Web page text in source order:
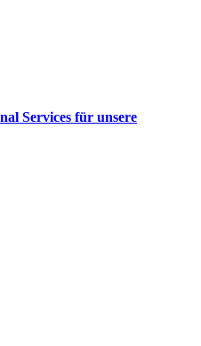
Services für unsere